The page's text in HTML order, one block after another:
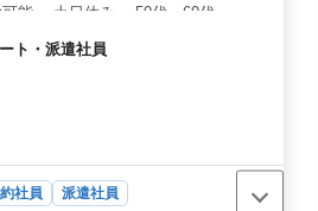
能 ・土日休み ・50代、60代現
せんか？ 皆様のご応募お待ちし
ト・派遣社員
社員
派遣社員